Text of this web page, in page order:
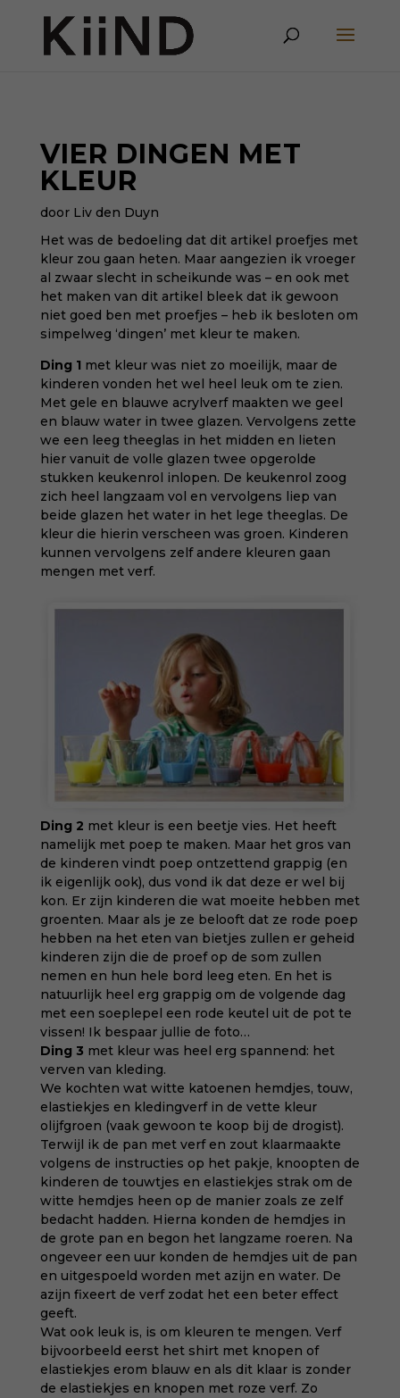
VIER DINGEN MET
KLEUR
door Liv den Duyn
Het was de bedoeling dat dit artikel proefjes met
kleur zou gaan heten. Maar aangezien ik vroeger
al zwaar slecht in scheikunde was – en ook met
het maken van dit artikel bleek dat ik gewoon
niet goed ben met proefjes – heb ik besloten om
simpelweg ‘dingen’ met kleur te maken.
Ding 1 met kleur was niet zo moeilijk, maar de
kinderen vonden het wel heel leuk om te zien.
Met gele en blauwe acrylverf maakten we geel
en blauw water in twee glazen. Vervolgens zette
we een leeg theeglas in het midden en lieten
hier vanuit de volle glazen twee opgerolde
stukken keukenrol inlopen. De keukenrol zoog
zich heel langzaam vol en vervolgens liep van
beide glazen het water in het lege theeglas. De
kleur die hierin verscheen was groen. Kinderen
kunnen vervolgens zelf andere kleuren gaan
mengen met verf.
Ding 2 met kleur is een beetje vies. Het heeft
namelijk met poep te maken. Maar het gros van
de kinderen vindt poep ontzettend grappig (en
ik eigenlijk ook), dus vond ik dat deze er wel bij
kon. Er zijn kinderen die wat moeite hebben met
groenten. Maar als je ze belooft dat ze rode poep
hebben na het eten van bietjes zullen er geheid
kinderen zijn die de proef op de som zullen
nemen en hun hele bord leeg eten. En het is
natuurlijk heel erg grappig om de volgende dag
met een soeplepel een rode keutel uit de pot te
vissen! Ik bespaar jullie de foto…
Ding 3 met kleur was heel erg spannend: het
verven van kleding.
We kochten wat witte katoenen hemdjes, touw,
elastiekjes en kledingverf in de vette kleur
olijfgroen (vaak gewoon te koop bij de drogist).
Terwijl ik de pan met verf en zout klaarmaakte
volgens de instructies op het pakje, knoopten de
kinderen de touwtjes en elastiekjes strak om de
witte hemdjes heen op de manier zoals ze zelf
bedacht hadden. Hierna konden de hemdjes in
de grote pan en begon het langzame roeren. Na
ongeveer een uur konden de hemdjes uit de pan
en uitgespoeld worden met azijn en water. De
azijn fixeert de verf zodat het een beter effect
geeft.
Wat ook leuk is, is om kleuren te mengen. Verf
bijvoorbeeld eerst het shirt met knopen of
elastiekjes erom blauw en als dit klaar is zonder
de elastiekjes en knopen met roze verf. Zo